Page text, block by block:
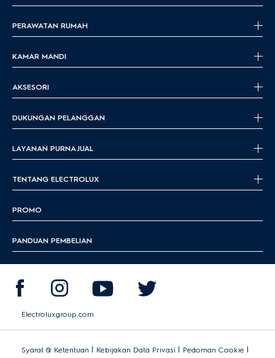
PERAWATAN RUMAH
KAMAR MANDI
AKSESORI
DUKUNGAN PELANGGAN
LAYANAN PURNA JUAL
TENTANG ELECTROLUX
PROMO
PANDUAN PEMBELIAN
Electroluxgroup.com
Syarat & Ketentuan | Kebijakan Data Privasi | Pedoman Cookie |